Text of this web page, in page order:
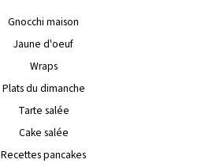
Gnocchi maison
Jaune d'oeuf
Wraps
Plats du dimanche
Tarte salée
Cake salée
Recettes pancakes